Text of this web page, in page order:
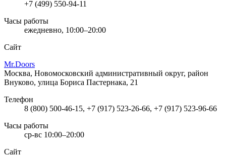
+7 (499) 550-94-11
Часы работы
ежедневно, 10:00–20:00
Сайт
Mr.Doors
Москва, Новомосковский административный округ, район
Внуково, улица Бориса Пастернака, 21
Телефон
8 (800) 500-46-15, +7 (917) 523-26-66, +7 (917) 523-96-66
Часы работы
ср-вс 10:00–20:00
Сайт